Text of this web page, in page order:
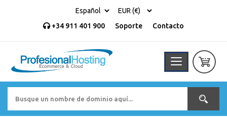
+34 911 401 900 Soporte Contacto